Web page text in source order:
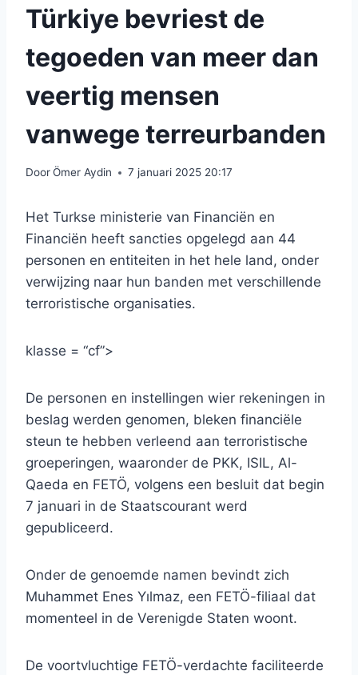
Türkiye bevriest de
tegoeden van meer dan
veertig mensen
vanwege terreurbanden
DoorÖmer Aydin 7 januari 2025 20:17
Het Turkse ministerie van Financiën en
Financiën heeft sancties opgelegd aan 44
personen en entiteiten in het hele land, onder
verwijzing naar hun banden met verschillende
terroristische organisaties.
klasse = “cf”>
De personen en instellingen wier rekeningen in
beslag werden genomen, bleken financiële
steun te hebben verleend aan terroristische
groeperingen, waaronder de PKK, ISIL, Al-
Qaeda en FETÖ, volgens een besluit dat begin
7 januari in de Staatscourant werd
gepubliceerd.
Onder de genoemde namen bevindt zich
Muhammet Enes Yılmaz, een FETÖ-filiaal dat
momenteel in de Verenigde Staten woont.
De voortvluchtige FETÖ-verdachte faciliteerde